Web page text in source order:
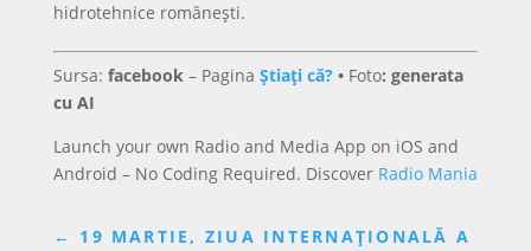
hidrotehnice românești.
Sursa: facebook– Pagina Știați că?• Foto: generata
cu AI
Launch your own Radio and Media App on iOS and
Android – No Coding Required. Discover Radio Mania
← 19 MARTIE, ZIUA INTERNAȚIONALĂ A